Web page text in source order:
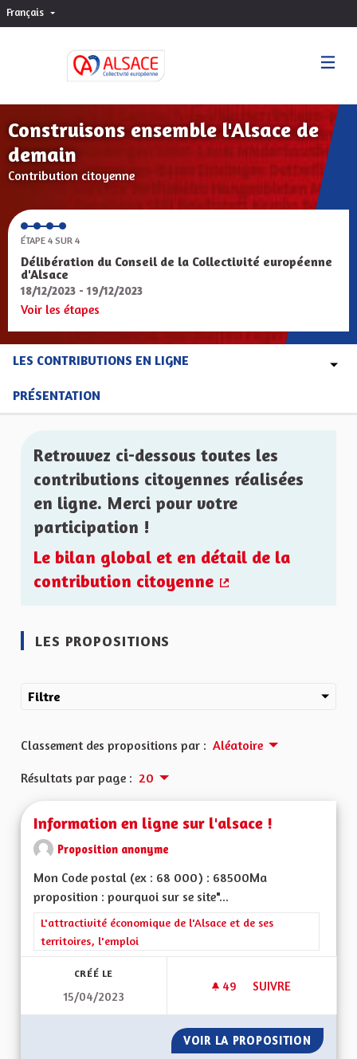
Français Choisir la langue
Construisons ensemble l'Alsace de
demain
Contribution citoyenne
ÉTAPE 4 SUR 4
Délibération du Conseil de la Collectivité européenne
d'Alsace
18/12/2023 - 19/12/2023
Voir les étapes
LES CONTRIBUTIONS EN LIGNE
PRÉSENTATION
Retrouvez ci-dessous toutes les
contributions citoyennes réalisées
en ligne. Merci pour votre
participation !
Le bilan global et en détail de la
contribution citoyenne
LES PROPOSITIONS
Filtre
Classement des propositions par : Aléatoire
Résultats par page : 20
Information en ligne sur l'alsace !
Proposition anonyme
Mon Code postal (ex : 68 000) : 68500Ma
proposition : pourquoi sur se site"...
Filtrer les résultats de la catégorie : L'attractivité
L'attractivité économique de l'Alsace et de ses
territoires, l'emploi
CRÉÉ LE
15/04/2023
49 49 ABONNÉS
SUIVRE
VOIR LA PROPOSITION